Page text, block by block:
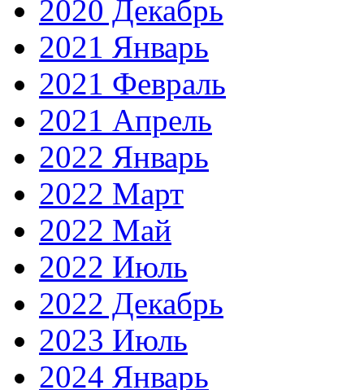
2020 Декабрь
2021 Январь
2021 Февраль
2021 Апрель
2022 Январь
2022 Март
2022 Май
2022 Июль
2022 Декабрь
2023 Июль
2024 Январь